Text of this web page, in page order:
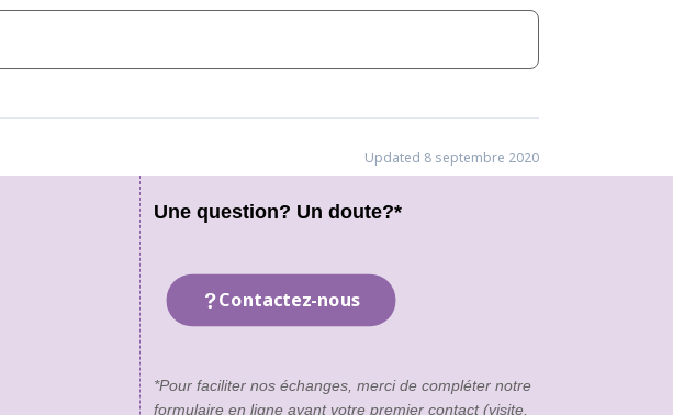
Updated 8 septembre 2020
Une question? Un doute?*
Contactez-nous
*Pour faciliter nos échanges, merci de compléter notre
formulaire en ligne avant votre premier contact (visite,